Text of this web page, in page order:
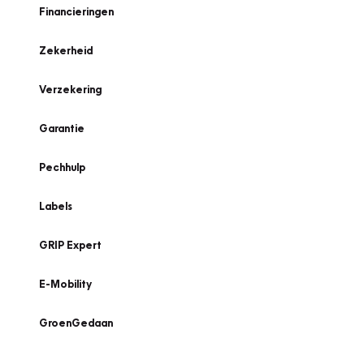
Financieringen
Zekerheid
Verzekering
Garantie
Pechhulp
Labels
GRIP Expert
E-Mobility
GroenGedaan